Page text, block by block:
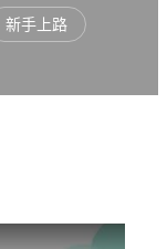
新手上路